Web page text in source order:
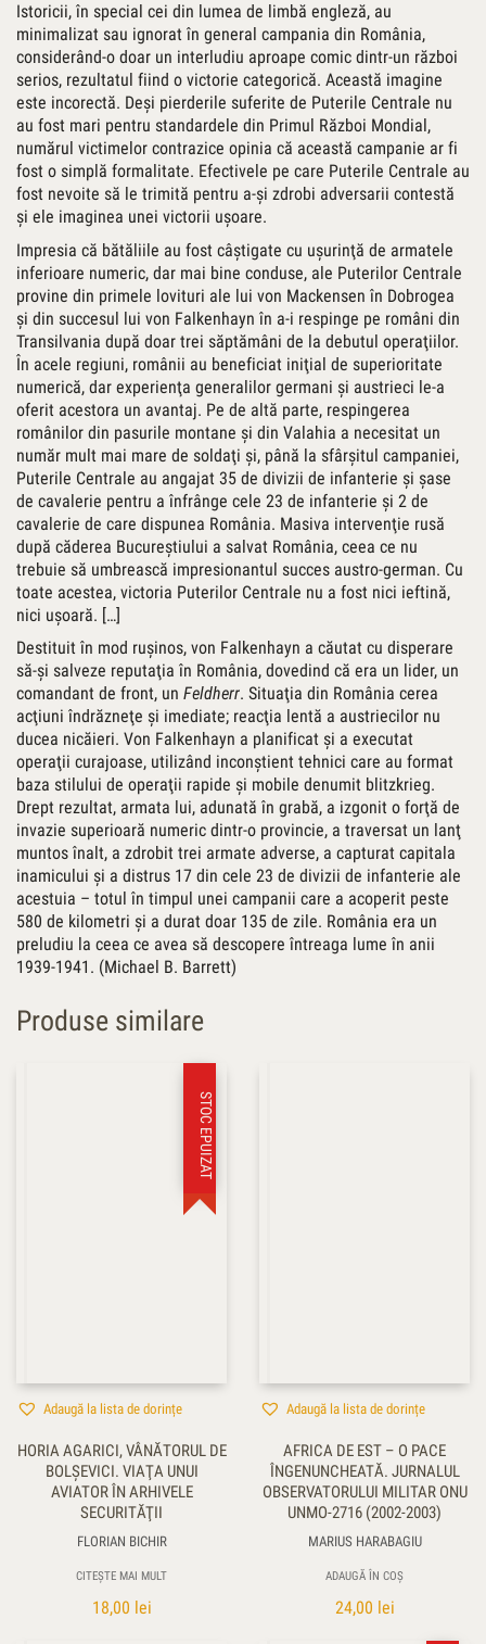
Istoricii, în special cei din lumea de limbă engleză, au
minimalizat sau ignorat în general campania din România,
considerând-o doar un interludiu aproape comic dintr-un război
serios, rezultatul fiind o victorie categorică. Această imagine
este incorectă. Deşi pierderile suferite de Puterile Centrale nu
au fost mari pentru standardele din Primul Război Mondial,
numărul victimelor contrazice opinia că această campanie ar fi
fost o simplă formalitate. Efectivele pe care Puterile Centrale au
fost nevoite să le trimită pentru a-şi zdrobi adversarii contestă
şi ele imaginea unei victorii uşoare.
Impresia că bătăliile au fost câştigate cu uşurinţă de armatele
inferioare numeric, dar mai bine conduse, ale Puterilor Centrale
provine din primele lovituri ale lui von Mackensen în Dobrogea
şi din succesul lui von Falkenhayn în a-i respinge pe români din
Transilvania după doar trei săptămâni de la debutul operaţiilor.
În acele regiuni, românii au beneficiat iniţial de superioritate
numerică, dar experienţa generalilor germani şi austrieci le-a
oferit acestora un avantaj. Pe de altă parte, respingerea
românilor din pasurile montane şi din Valahia a necesitat un
număr mult mai mare de soldaţi şi, până la sfârşitul campaniei,
Puterile Centrale au angajat 35 de divizii de infanterie şi şase
de cavalerie pentru a înfrânge cele 23 de infanterie şi 2 de
cavalerie de care dispunea România. Masiva intervenţie rusă
după căderea Bucureştiului a salvat România, ceea ce nu
trebuie să umbrească impresionantul succes austro-german. Cu
toate acestea, victoria Puterilor Centrale nu a fost nici ieftină,
nici uşoară. […]
Destituit în mod ruşinos, von Falkenhayn a căutat cu disperare
să-şi salveze reputaţia în România, dovedind că era un lider, un
comandant de front, un Feldherr. Situaţia din România cerea
acţiuni îndrăzneţe şi imediate; reacţia lentă a austriecilor nu
ducea nicăieri. Von Falkenhayn a planificat şi a executat
operaţii curajoase, utilizând inconştient tehnici care au format
baza stilului de operaţii rapide şi mobile denumit blitzkrieg.
Drept rezultat, armata lui, adunată în grabă, a izgonit o forţă de
invazie superioară numeric dintr-o provincie, a traversat un lanţ
muntos înalt, a zdrobit trei armate adverse, a capturat capitala
inamicului şi a distrus 17 din cele 23 de divizii de infanterie ale
acestuia – totul în timpul unei campanii care a acoperit peste
580 de kilometri şi a durat doar 135 de zile. România era un
preludiu la ceea ce avea să descopere întreaga lume în anii
1939-1941. (Michael B. Barrett)
Produse similare
STOC EPUIZAT
Adaugă la lista de dorințe
HORIA AGARICI, VÂNĂTORUL DE
BOLŞEVICI. VIAŢA UNUI
AVIATOR ÎN ARHIVELE
SECURITĂŢII
FLORIAN BICHIR
CITEȘTE MAI MULT
18,00 lei
Adaugă la lista de dorințe
AFRICA DE EST – O PACE
ÎNGENUNCHEATĂ. JURNALUL
OBSERVATORULUI MILITAR ONU
UNMO-2716 (2002-2003)
MARIUS HARABAGIU
ADAUGĂ ÎN COȘ
24,00 lei